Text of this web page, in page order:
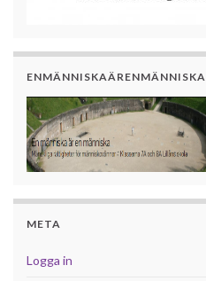
ENMÄNNISKAÄRENMÄNNISKA
META
Logga in